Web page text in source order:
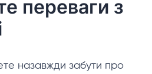
переваги з
назавжди забути про